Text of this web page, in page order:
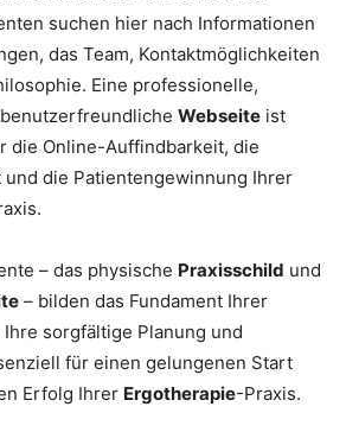
suchen hier nach Informationen
das Team, Kontaktmöglichkeiten
Eine professionelle,
Webseite ist
die Online-Auffindbarkeit, die
und die Patientengewinnung Ihrer
– das physische Praxisschild und
– bilden das Fundament Ihrer
Ihre sorgfältige Planung und
für einen gelungenen Start
Erfolg Ihrer Ergotherapie-Praxis.